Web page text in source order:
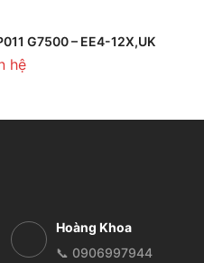
G7500 – EE4-12X,UK
hệ
Hoàng Khoa
📞 0906997944